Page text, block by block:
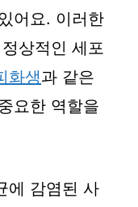
어요. 이러한
상적인 세포
화생과 같은
요한 역할을
에 감염된 사